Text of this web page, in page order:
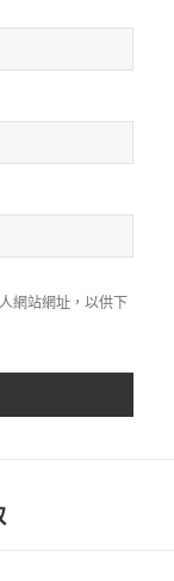
網站網址，以供下